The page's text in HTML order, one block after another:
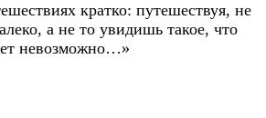
кратко: путешествуя, не
а не то увидишь такое, что
невозможно…»